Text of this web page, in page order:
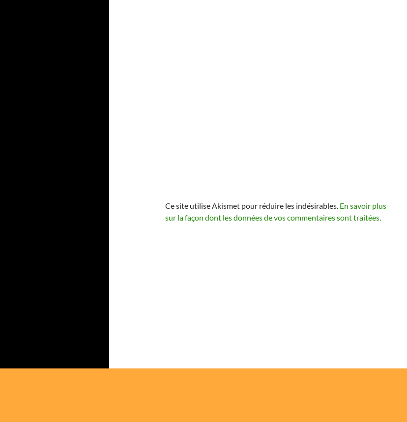
Ce site utilise Akismet pour réduire les indésirables. En savoir plus
sur la façon dont les données de vos commentaires sont traitées.